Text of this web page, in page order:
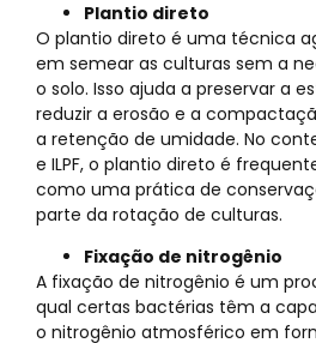
Plantio direto
O plantio direto é uma técnica
em semear as culturas sem a
o solo. Isso ajuda a preservar a
reduzir a erosão e a
a retenção de umidade. No
e ILPF, o plantio direto é
como uma prática de
parte da rotação de culturas.
Fixação de nitrogênio
A fixação de nitrogênio é um
qual certas bactérias têm a
o nitrogênio atmosférico em